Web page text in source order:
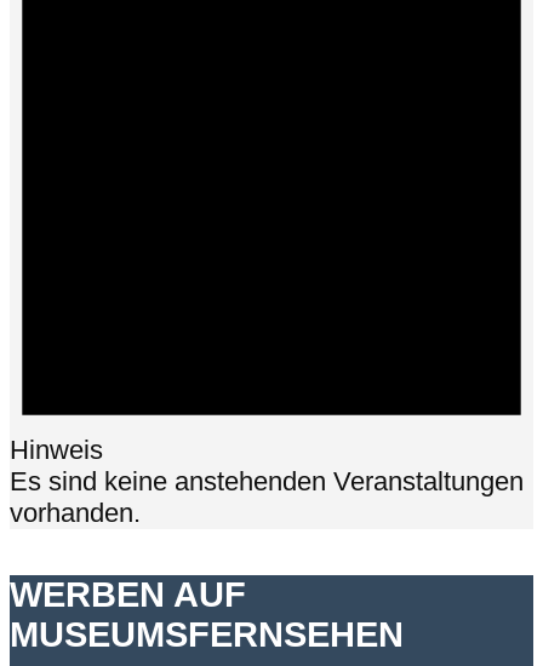
Hinweis
Es sind keine anstehenden Veranstaltungen
vorhanden.
WERBEN AUF
MUSEUMSFERNSEHEN